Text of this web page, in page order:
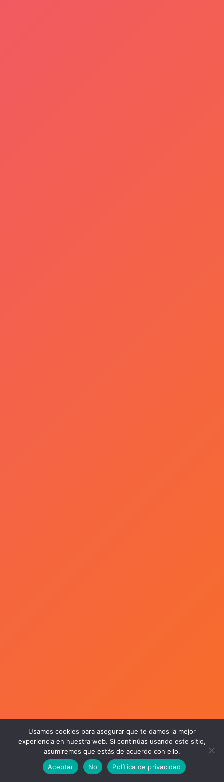
Usamos cookies para asegurar que te damos la mejor
experiencia en nuestra web. Si continúas usando este sitio,
asumiremos que estás de acuerdo con ello.
Aceptar
No Política de privacidad